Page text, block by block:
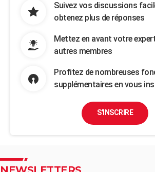
Suivez vos discussions
obtenez plus de réponses
Mettez en avant votre
autres membres
Profitez de nombreuses
supplémentaires en vous
S'INSCRIRE